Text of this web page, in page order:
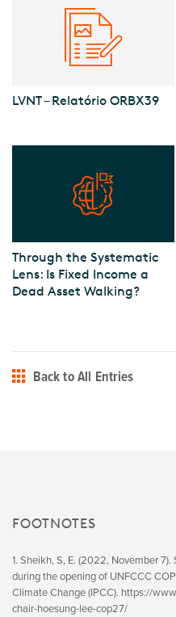
LVNT – Relatório ORBX39
Through the Systematic
Lens: Is Fixed Income a
Dead Asset Walking?
Back to All Entries
FOOTNOTES
1. Sheikh, S, E. (2022, November
during the opening of UNFCCC
Climate Change (IPCC). https://
chair-hoesung-lee-cop27/